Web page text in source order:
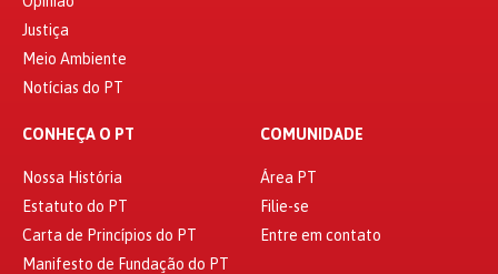
Justiça
Meio Ambiente
Notícias do PT
CONHEÇA O PT
Nossa História
Estatuto do PT
Carta de Princípios do PT
Manifesto de Fundação do PT
COMUNIDADE
Área PT
Filie-se
Entre em contato